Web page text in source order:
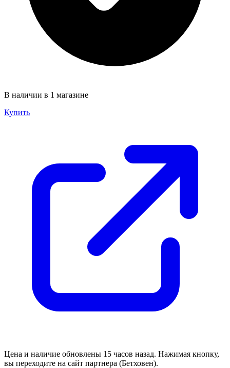
В наличии в 1 магазине
Купить
Цена и наличие обновлены 15 часов назад. Нажимая кнопку,
вы переходите на сайт партнера (Бетховен).